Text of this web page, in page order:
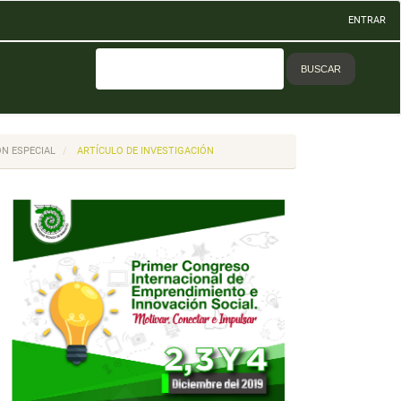
ENTRAR
BUSCAR
ESPECIAL ARTÍCULO DE INVESTIGACIÓN